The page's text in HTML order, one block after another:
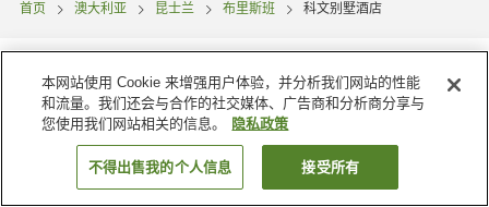
首页 澳大利亚 昆士兰 布里斯班 科文别墅酒店
搜索客房
本网站使用 Cookie 来增强用户体验，并分析我们网站的性能
和流量。我们还会与合作的社交媒体、广告商和分析商分享与
您使用我们网站相关的信息。
隐私政策
不得出售我的个人信息 接受所有